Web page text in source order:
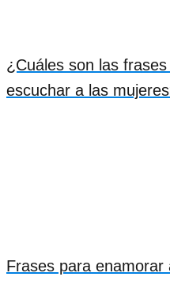
¿Cuáles son las
escuchar a las
Frases para enamorar